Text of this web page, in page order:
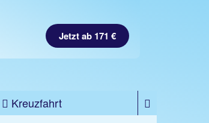
Jetzt ab 171 €
Kreuzfahrt